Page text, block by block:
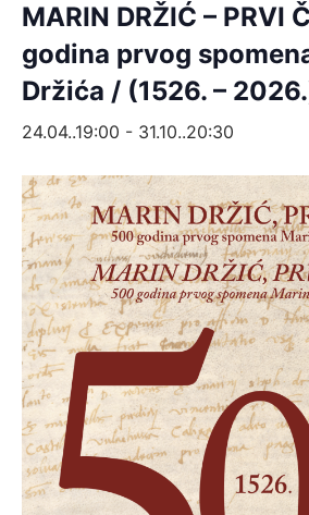
MARIN DRŽIĆ – PRVI
godina prvog
Držića / (1526. –
24.04..19:00 - 31.10..20:30